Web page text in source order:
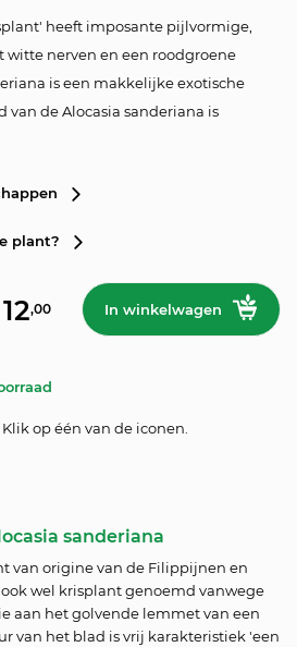
heeft imposante pijlvormige,
nerven en een roodgroene
is een makkelijke exotische
de Alocasia sanderiana is
plant?
12,00 In winkelwagen
op één van de iconen.
sanderiana
van origine van de Filippijnen en
wel krisplant genoemd vanwege
aan het golvende lemmet van een
van het blad is vrij karakteristiek 'een